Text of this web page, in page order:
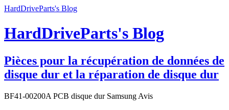
HardDriveParts's Blog
HardDriveParts's Blog
Pièces pour la récupération de données de
disque dur et la réparation de disque dur
BF41-00200A PCB disque dur Samsung Avis